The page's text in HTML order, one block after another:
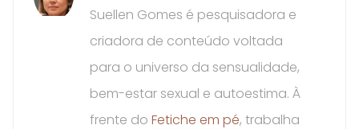
Suellen Gomes é pesquisadora e
criadora de conteúdo voltada
para o universo da sensualidade,
bem-estar sexual e autoestima. À
frente do Fetiche em pé, trabalha